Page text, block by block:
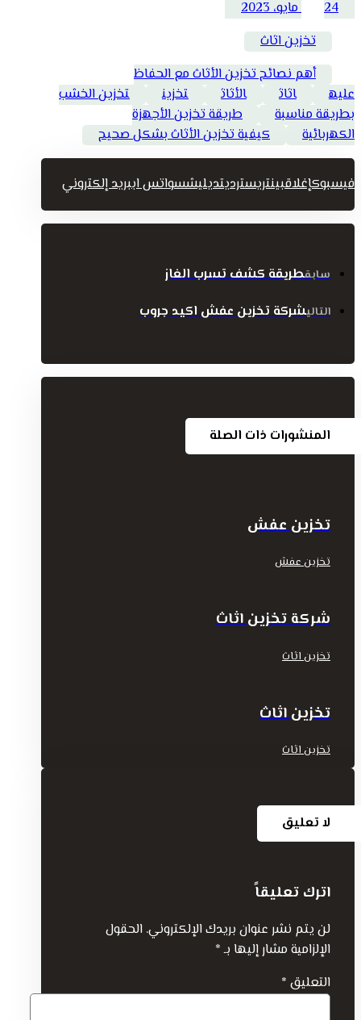
24 مايو، 2023
تخزين اثاث
أهم نصائح تخزين الأثاث مع الحفاظ
عليه
اثاث الأثاث تخزين
تخزين الخشب
بطريقة مناسبة
طريقة تخزين الأجهزة
الكهربائية
كيفية تخزين الأثاث بشكل صحيح
فيسبوكإغلاقبينتريسترديتديليشسواتس اببريد إلكتروني
سابقطريقة كشف تسرب الغاز
التاليشركة تخزين عفش اكيد جروب
المنشورات ذات الصلة
تخزين عفش
تخزين عفش
شركة تخزين اثاث
تخزين اثاث
تخزين اثاث
تخزين اثاث
لا تعليق
اترك تعليقاً
لن يتم نشر عنوان بريدك الإلكتروني. الحقول
الإلزامية مشار إليها بـ*
التعليق *